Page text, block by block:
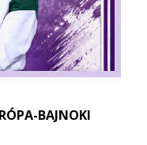
BAJNOKI